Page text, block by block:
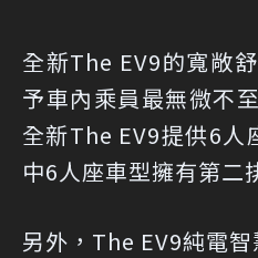
全新The EV9的寬敞
予車內乘員最無微不
全新The EV9提供6人
中6人座車型擁有第二
另外，The EV9純電